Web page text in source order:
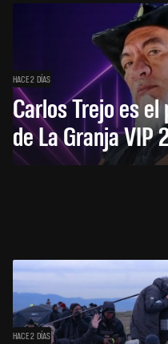
HACE 2 DÍAS
Carlos Trejo es
de La Granja VIP
HACE 2 DÍAS